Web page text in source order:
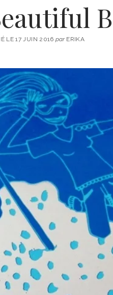
LE 17 JUIN 2016parERIKA